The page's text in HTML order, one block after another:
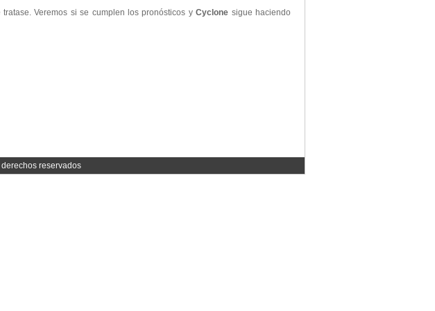
Veremos si se cumplen los pronósticos yCyclone sigue haciendo
reservados